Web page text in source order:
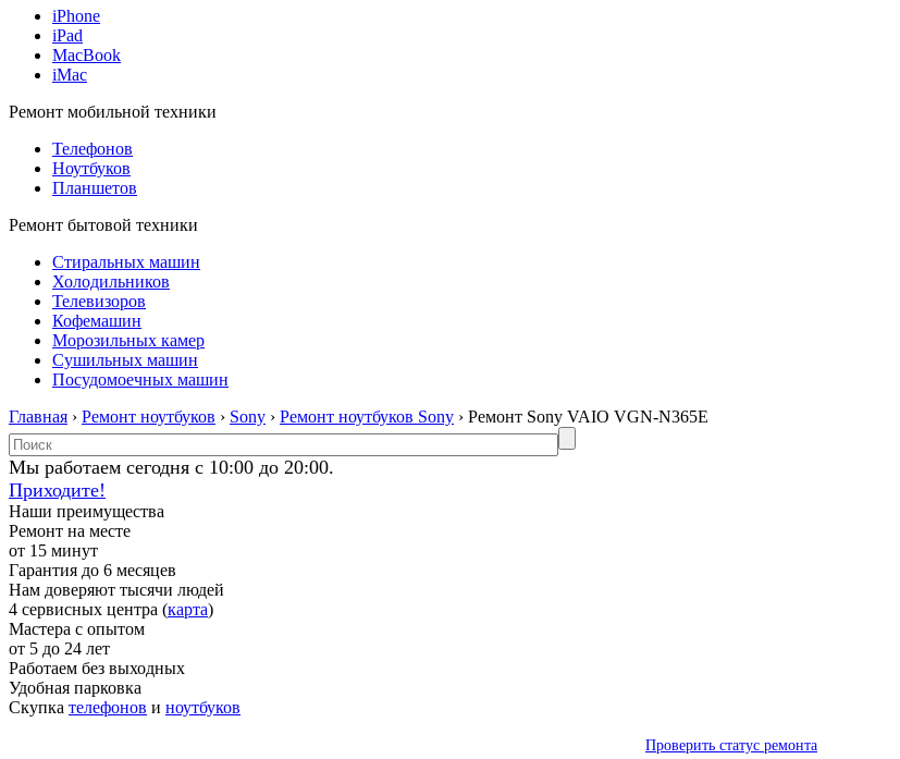
iPhone
iPad
MacBook
iMac
Ремонт мобильной техники
Телефонов
Ноутбуков
Планшетов
Ремонт бытовой техники
Стиральных машин
Холодильников
Телевизоров
Кофемашин
Морозильных камер
Сушильных машин
Посудомоечных машин
Главная › Ремонт ноутбуков › Sony › Ремонт ноутбуков Sony › Ремонт Sony VAIO VGN-N365E
Мы работаем сегодня с 10:00 до 20:00.
Приходите!
Наши преимущества
Ремонт на месте
от 15 минут
Гарантия до 6 месяцев
Нам доверяют тысячи людей
4 сервисных центра (карта)
Мастера с опытом
от 5 до 24 лет
Работаем без выходных
Удобная парковка
Скупка телефонов и ноутбуков
Проверить статус ремонта